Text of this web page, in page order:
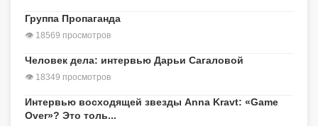
Группа Пропаганда
👁 18569 просмотров
Человек дела: интервью Дарьи Сагаловой
👁 18349 просмотров
Интервью восходящей звезды Anna Kravt: «Game
Over»? Это толь...